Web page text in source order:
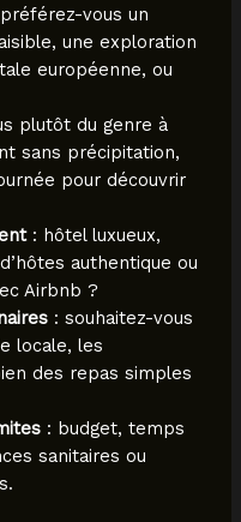
vous un
une exploration
européenne, ou
plutôt du genre à
sans précipitation,
pour découvrir
: hôtel luxueux,
authentique ou
Airbnb ?
: souhaitez-vous
locale, les
des repas simples
: budget, temps
sanitaires ou